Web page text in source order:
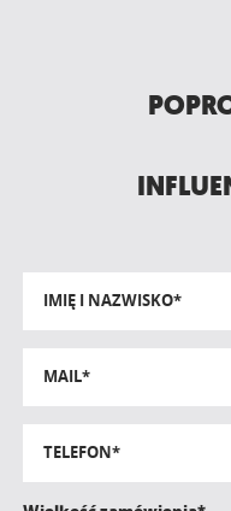
IMIĘ I NAZWISKO*
MAIL*
TELEFON*